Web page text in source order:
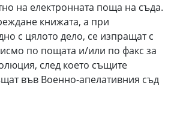
на електронната поща на съда.
книжата, а при
с цялото дело, се изпращат с
по пощата и/или по факс за
след което същите
във Военно-апелативния съд